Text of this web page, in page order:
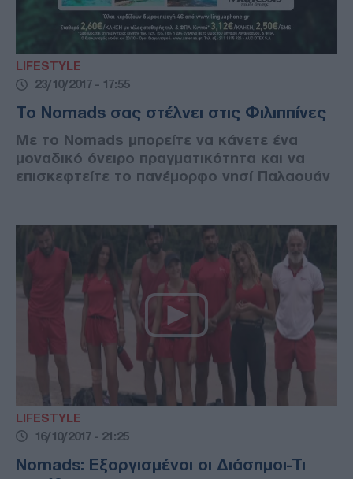
LIFESTYLE
23/10/2017 - 17:55
To Nomads σας στέλνει στις Φιλιππίνες
Με το Nomads μπορείτε να κάνετε ένα
μοναδικό όνειρο πραγματικότητα και να
επισκεφτείτε το πανέμορφο νησί Παλαουάν
LIFESTYLE
16/10/2017 - 21:25
Nomads: Εξοργισμένοι οι Διάσημοι-Τι